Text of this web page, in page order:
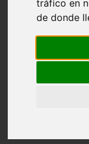
tráfico en
de donde